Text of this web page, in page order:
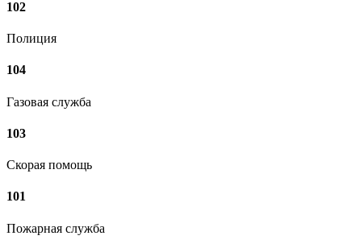
102
Полиция
104
Газовая служба
103
Скорая помощь
101
Пожарная служба